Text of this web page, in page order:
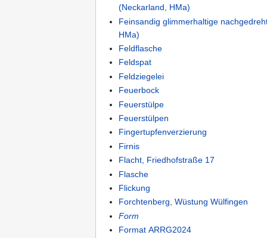
(Neckarland, HMa)
Feinsandig glimmerhaltige
HMa)
Feldflasche
Feldspat
Feldziegelei
Feuerbock
Feuerstülpe
Feuerstülpen
Fingertupfenverzierung
Firnis
Flacht, Friedhofstraße 17
Flasche
Flickung
Forchtenberg, Wüstung Wülfingen
Form
Format ARRG2024